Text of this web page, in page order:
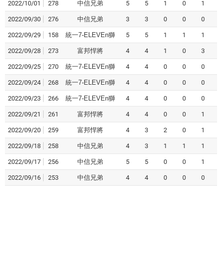
2022/10/01 278 中信兄弟 5 5 1 0 1
2022/09/30 276 中信兄弟 3 3 0 0 0
2022/09/29 158 統一7-ELEVEn獅 5 5 1 1 1
2022/09/28 273 富邦悍將 4 4 1 0 3
2022/09/25 270 統一7-ELEVEn獅 4 4 0 0 0
2022/09/24 268 統一7-ELEVEn獅 4 4 0 0 0
2022/09/23 266 統一7-ELEVEn獅 4 4 0 0 0
2022/09/21 261 富邦悍將 4 4 0 0 1
2022/09/20 259 富邦悍將 4 3 2 0 1
2022/09/18 258 中信兄弟 4 3 1 1 1
2022/09/17 256 中信兄弟 5 5 0 0 1
2022/09/16 253 中信兄弟 4 4 0 0 0